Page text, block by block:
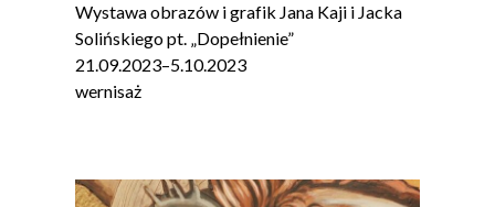
Wystawa obrazów i grafik Jana Kaji i Jacka
Solińskiego pt. „Dopełnienie”
21.09.2023–5.10.2023
wernisaż